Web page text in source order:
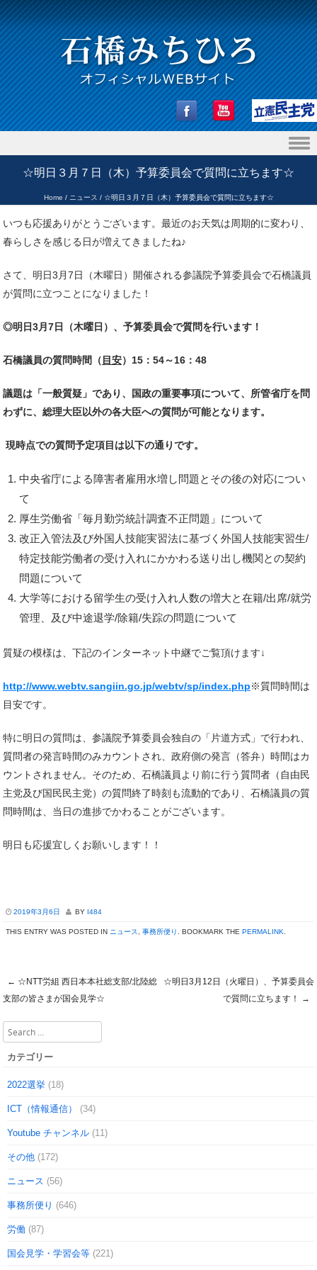
Skip to content
☆明日３月７日（木）予算委員会で質問に立ちます☆
Home / ニュース / ☆明日３月７日（木）予算委員会で質問に立ちます☆
いつも応援ありがとうございます。最近のお天気は周期的に変わり、
春らしさを感じる日が増えてきましたね♪
さて、明日3月7日（木曜日）開催される参議院予算委員会で石橋議員
が質問に立つことになりました！
◎明日3月7日（木曜日）、予算委員会で質問を行います！
石橋議員の質問時間（目安）15：54～16：48
議題は「一般質疑」であり、国政の重要事項について、所管省庁を問
わずに、総理大臣以外の各大臣への質問が可能となります。
現時点での質問予定項目は以下の通りです。
中央省庁による障害者雇用水増し問題とその後の対応につい
て
厚生労働省「毎月勤労統計調査不正問題」について
改正入管法及び外国人技能実習法に基づく外国人技能実習生/
特定技能労働者の受け入れにかかわる送り出し機関との契約
問題について
大学等における留学生の受け入れ人数の増大と在籍/出席/就労
管理、及び中途退学/除籍/失踪の問題について
質疑の模様は、下記のインターネット中継でご覧頂けます↓
http://www.webtv.sangiin.go.jp/webtv/sp/index.php※質問時間は
目安です。
特に明日の質問は、参議院予算委員会独自の「片道方式」で行われ、
質問者の発言時間のみカウントされ、政府側の発言（答弁）時間はカ
ウントされません。そのため、石橋議員より前に行う質問者（自由民
主党及び国民民主党）の質問終了時刻も流動的であり、石橋議員の質
問時間は、当日の進捗でかわることがございます。
明日も応援宜しくお願いします！！
2019年3月6日 BY I484
THIS ENTRY WAS POSTED IN ニュース 事務所便り . BOOKMARK THE PERMALINK
Post navigation
← ☆NTT労組 西日本本社総支部/北陸総
支部の皆さまが国会見学☆
☆明日3月12日（火曜日）、予算委員会
で質問に立ちます！
→
Search
カテゴリー
2022選挙 (18)
ICT（情報通信） (34)
Youtube チャンネル (11)
その他 (172)
ニュース (56)
事務所便り (646)
労働 (87)
国会見学・学習会等 (221)